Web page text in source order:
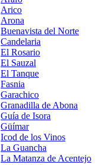
Arico
Arona
Buenavista del Norte
Candelaria
El Rosario
El Sauzal
El Tanque
Fasnia
Garachico
Granadilla de Abona
Guía de Isora
Güímar
Icod de los Vinos
La Guancha
La Matanza de Acentejo